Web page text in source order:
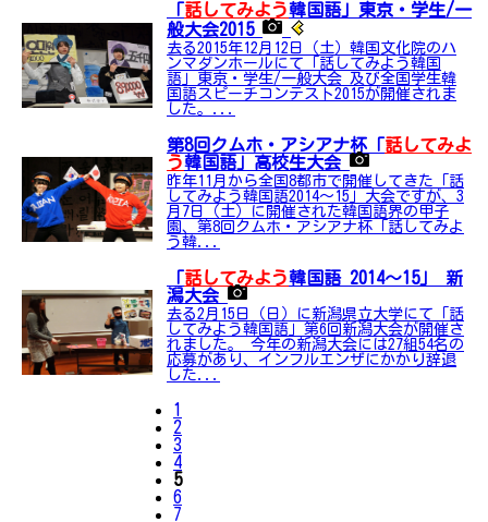
「話してみよう韓国語」東京・学生/一
般大会2015
去る2015年12月12日（土）韓国文化院のハ
ンマダンホールにて「話してみよう韓国
語」東京・学生/一般大会 及び全国学生韓
国語スピーチコンテスト2015が開催されま
した。...
第8回クムホ・アシアナ杯「話してみよ
う韓国語」高校生大会
昨年11月から全国8都市で開催してきた「話
してみよう韓国語2014～15」大会ですが、3
月7日（土）に開催された韓国語界の甲子
園、第8回クムホ・アシアナ杯「話してみよ
う韓...
「話してみよう韓国語 2014～15」 新
潟大会
去る2月15日（日）に新潟県立大学にて「話
してみよう韓国語」第6回新潟大会が開催さ
れました。 今年の新潟大会には27組54名の
応募があり、インフルエンザにかかり辞退
した...
1
2
3
4
5
6
7